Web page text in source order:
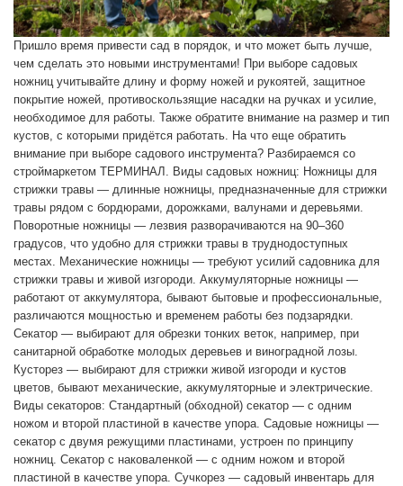
Пришло время привести сад в порядок, и что может быть лучше,
чем сделать это новыми инструментами! При выборе садовых
ножниц учитывайте длину и форму ножей и рукоятей, защитное
покрытие ножей, противоскользящие насадки на ручках и усилие,
необходимое для работы. Также обратите внимание на размер и тип
кустов, с которыми придётся работать. На что еще обратить
внимание при выборе садового инструмента? Разбираемся со
строймаркетом ТЕРМИНАЛ. Виды садовых ножниц: Ножницы для
стрижки травы — длинные ножницы, предназначенные для стрижки
травы рядом с бордюрами, дорожками, валунами и деревьями.
Поворотные ножницы — лезвия разворачиваются на 90–360
градусов, что удобно для стрижки травы в труднодоступных
местах. Механические ножницы — требуют усилий садовника для
стрижки травы и живой изгороди. Аккумуляторные ножницы —
работают от аккумулятора, бывают бытовые и профессиональные,
различаются мощностью и временем работы без подзарядки.
Секатор — выбирают для обрезки тонких веток, например, при
санитарной обработке молодых деревьев и виноградной лозы.
Кусторез — выбирают для стрижки живой изгороди и кустов
цветов, бывают механические, аккумуляторные и электрические.
Виды секаторов: Стандартный (обходной) секатор — с одним
ножом и второй пластиной в качестве упора. Садовые ножницы —
секатор с двумя режущими пластинами, устроен по принципу
ножниц. Секатор с наковаленкой — с одним ножом и второй
пластиной в качестве упора. Сучкорез — садовый инвентарь для